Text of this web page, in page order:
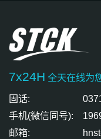
7x24H 全天在线为
固话:
手机(微信同号):
邮箱: